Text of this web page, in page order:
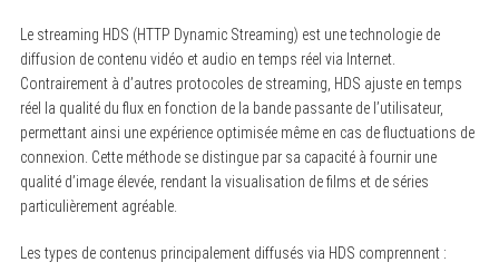
Le streaming HDS (HTTP Dynamic Streaming) est une technologie de
diffusion de contenu vidéo et audio en temps réel via Internet.
Contrairement à d’autres protocoles de streaming, HDS ajuste en temps
réel la qualité du flux en fonction de la bande passante de l’utilisateur,
permettant ainsi une expérience optimisée même en cas de fluctuations de
connexion. Cette méthode se distingue par sa capacité à fournir une
qualité d’image élevée, rendant la visualisation de films et de séries
particulièrement agréable.
Les types de contenus principalement diffusés via HDS comprennent :